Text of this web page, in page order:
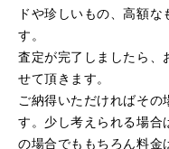
ドや珍しいもの、高額
す。
査定が完了しましたら、
せて頂きます。
ご納得いただければその
す。少し考えられる場合
の場合でももちろん料金